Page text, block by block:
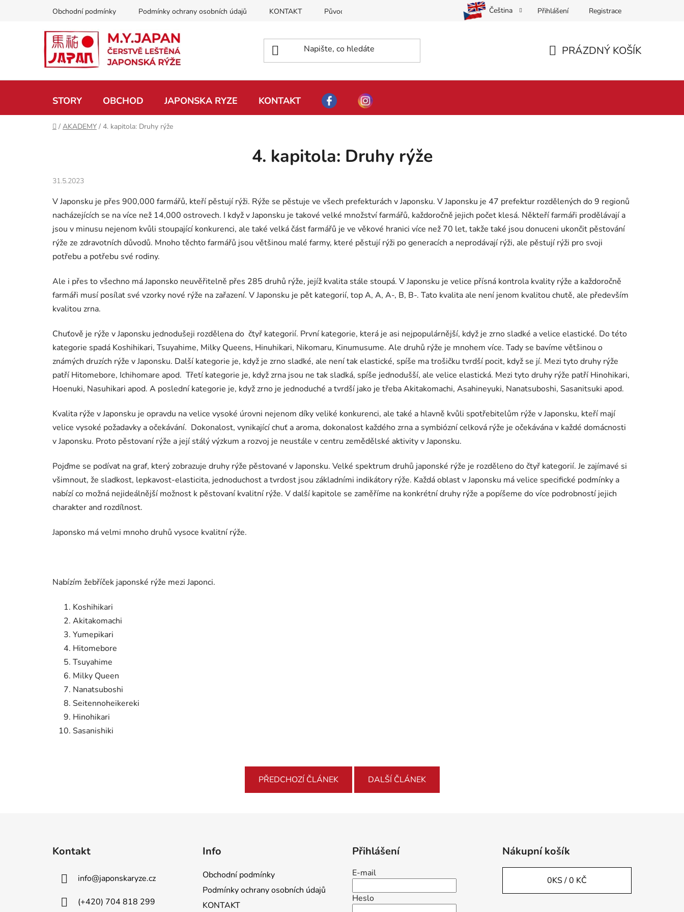
Obchodní podmínky Podmínky ochrany osobních údajů KONTAKT Původ naší rýže Čeština Přihlášení Registrace
PRÁZDNÝ KOŠÍK
STORY OBCHOD JAPONSKA RYZE KONTAKT
Domů
/ AKADEMY / 4. kapitola: Druhy rýže
4. kapitola: Druhy rýže
31.5.2023
V Japonsku je přes 900,000 farmářů, kteří pěstují rýži. Rýže se pěstuje ve všech prefekturách v Japonsku. V Japonsku je 47 prefektur rozdělených do 9 regionů
nacházejících se na více než 14,000 ostrovech. I když v Japonsku je takové velké množství farmářů, každoročně jejich počet klesá. Někteří farmáři prodělávají a
jsou v minusu nejenom kvůli stoupající konkurenci, ale také velká část farmářů je ve věkové hranici více než 70 let, takže také jsou donuceni ukončit pěstování
rýže ze zdravotních důvodů. Mnoho těchto farmářů jsou většinou malé farmy, které pěstují rýži po generacích a neprodávají rýži, ale pěstují rýži pro svoji
potřebu a potřebu své rodiny.
Ale i přes to všechno má Japonsko neuvěřitelně přes 285 druhů rýže, jejíž kvalita stále stoupá. V Japonsku je velice přísná kontrola kvality rýže a každoročně
farmáři musí posílat své vzorky nové rýže na zařazení. V Japonsku je pět kategorií, top A, A, A-, B, B-. Tato kvalita ale není jenom kvalitou chutě, ale především
kvalitou zrna.
Chuťově je rýže v Japonsku jednodušeji rozdělena do čtyř kategorií. První kategorie, která je asi nejpopulárnější, když je zrno sladké a velice elastické. Do této
kategorie spadá Koshihikari, Tsuyahime, Milky Queens, Hinuhikari, Nikomaru, Kinumusume. Ale druhů rýže je mnohem více. Tady se bavíme většinou o
známých druzích rýže v Japonsku. Další kategorie je, když je zrno sladké, ale není tak elastické, spíše ma trošičku tvrdší pocit, když se jí. Mezi tyto druhy rýže
patří Hitomebore, Ichihomare apod. Třetí kategorie je, když zrna jsou ne tak sladká, spíše jednodušší, ale velice elastická. Mezi tyto druhy rýže patří Hinohikari,
Hoenuki, Nasuhikari apod. A poslední kategorie je, když zrno je jednoduché a tvrdší jako je třeba Akitakomachi, Asahineyuki, Nanatsuboshi, Sasanitsuki apod.
Kvalita rýže v Japonsku je opravdu na velice vysoké úrovni nejenom díky veliké konkurenci, ale také a hlavně kvůli spotřebitelům rýže v Japonsku, kteří mají
velice vysoké požadavky a očekávání. Dokonalost, vynikající chuť a aroma, dokonalost každého zrna a symbiózní celková rýže je očekávána v každé domácnosti
v Japonsku. Proto pěstovaní rýže a její stálý výzkum a rozvoj je neustále v centru zemědělské aktivity v Japonsku.
Pojďme se podívat na graf, který zobrazuje druhy rýže pěstované v Japonsku. Velké spektrum druhů japonské rýže je rozděleno do čtyř kategorií. Je zajímavé si
všimnout, že sladkost, lepkavost-elasticita, jednoduchost a tvrdost jsou základními indikátory rýže. Každá oblast v Japonsku má velice specifické podmínky a
nabízí co možná nejideálnější možnost k pěstovaní kvalitní rýže. V další kapitole se zaměříme na konkrétní druhy rýže a popíšeme do více podrobností jejich
charakter and rozdílnost.
Japonsko má velmi mnoho druhů vysoce kvalitní rýže.
Nabízím žebříček japonské rýže mezi Japonci.
Koshihikari
Akitakomachi
Yumepikari
Hitomebore
Tsuyahime
Milky Queen
Nanatsuboshi
Seitennoheikereki
Hinohikari
Sasanishiki
PŘEDCHOZÍ ČLÁNEK DALŠÍ ČLÁNEK
Kontakt
info@japonskaryze.cz
(+420) 704 818 299
Info
Obchodní podmínky
Podmínky ochrany osobních údajů
KONTAKT
Přihlášení
E-mail
Heslo
Nákupní košík
0KS /0 KČ